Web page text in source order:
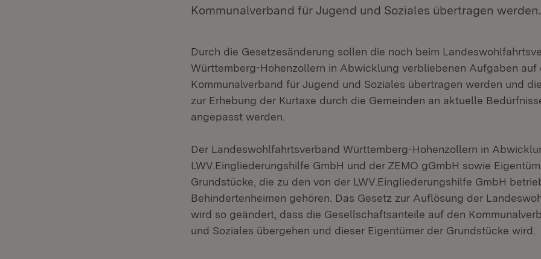
Kommunalverband für Jugend und Soziales übertragen werden.
Durch die Gesetzesänderung sollen die noch beim
Württemberg-Hohenzollern in Abwicklung verbliebenen Aufgaben auf
Kommunalverband für Jugend und Soziales übertragen werden und
zur Erhebung der Kurtaxe durch die Gemeinden an aktuelle
angepasst werden.
Der Landeswohlfahrtsverband Württemberg-Hohenzollern in
LWV.Eingliederungshilfe GmbH und der ZEMO gGmbH sowie
Grundstücke, die zu den von der LWV.Eingliederungshilfe GmbH
Behindertenheimen gehören. Das Gesetz zur Auflösung der
wird so geändert, dass die Gesellschaftsanteile auf den
und Soziales übergehen und dieser Eigentümer der Grundstücke wird.